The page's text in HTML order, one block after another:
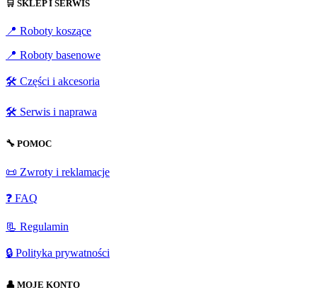
🛒 SKLEP I SERWIS
📍 Roboty koszące
📍 Roboty basenowe
🛠️ Części i akcesoria
🛠️ Serwis i naprawa
🔧 POMOC
📜 Zwroty i reklamacje
❓ FAQ
📃 Regulamin
🔒 Polityka prywatności
👤 MOJE KONTO